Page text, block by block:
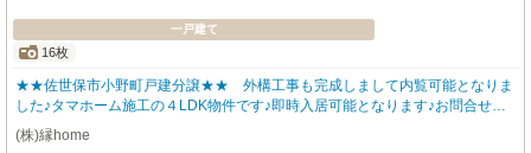
一戸建て
16枚
★★佐世保市小野町戸建分譲★★ 外構工事も完成しまして内覧可能となりま
した♪タマホーム施工の４LDK物件です♪即時入居可能となります♪お問合せお
待ちしております♪
(株)縁home